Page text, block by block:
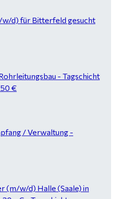
d) für Bitterfeld gesucht
- Tagschicht
€
/ Verwaltung -
(m/w/d) Halle (Saale) in